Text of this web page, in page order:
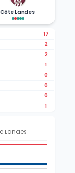
Côte Landes
17
2
2
1
0
0
0
1